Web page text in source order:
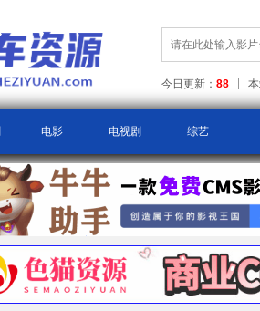
今日更新： 88
电影 电视剧 综艺